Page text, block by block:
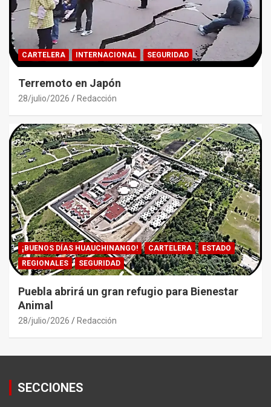
CARTELERA INTERNACIONAL SEGURIDAD
Terremoto en Japón
28/julio/2026 Redacción
¡BUENOS DÍAS HUAUCHINANGO! CARTELERA
ESTADO
REGIONALES
SEGURIDAD
Puebla abrirá un gran refugio para Bienestar
Animal
28/julio/2026 Redacción
SECCIONES